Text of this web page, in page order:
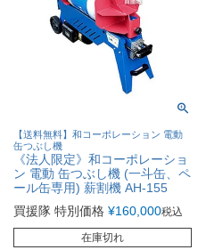
【送料無料】和コーポレーション 電動
缶つぶし機
《法人限定》和コーポレーショ
ン 電動 缶つぶし機 (一斗缶、ペ
ール缶専用) 薪割機 AH-155
買援隊 特別価格 ¥160,000税込
在庫切れ